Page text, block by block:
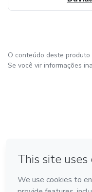
O conteúdo deste
Se você vir informações
Feito com ❤ em Bogotá